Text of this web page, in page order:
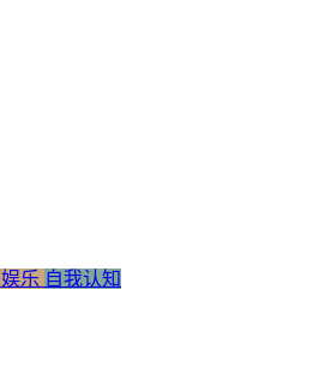
娱乐 自我认知